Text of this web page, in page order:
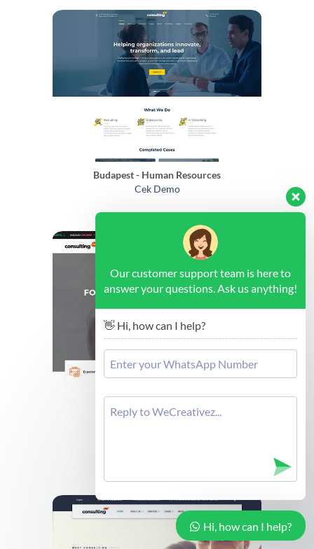
Budapest - Human Resources
Cek Demo
Brussels - Forex Consulting
Cek Demo
Our customer support team is here to
answer your questions. Ask us anything!
👋 Hi, how can I help?
Hi, how can I help?